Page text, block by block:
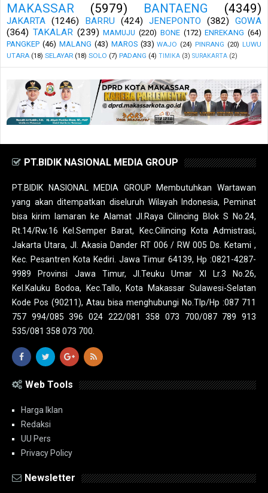
MAKASSAR (5979) BANTAENG (4349)
JAKARTA (1246) BARRU (424) JENEPONTO (382)
GOWA
(364) TAKALAR (239) MAMUJU (220) BONE (172) ENREKANG (64)
PANGKEP (46) MALANG (43) MAROS (33) WAJO (24) PINRANG (20) LUWU
UTARA (18) SELAYAR (18) SOLO (7) PADANG (4) TIMIKA (3) SURAKARTA (2)
PT.BIDIK NASIONAL MEDIA GROUP
PT.BIDIK NASIONAL MEDIA GROUP Membutuhkan Wartawan
yang akan ditempatkan diseluruh Wilayah Indonesia, Peminat
bisa kirim lamaran ke Alamat Jl.Raya Cilincing Blok S No.24,
Rt.14/Rw.16 Kel.Semper Barat, Kec.Cilincing Kota Admistrasi,
Jakarta Utara, Jl. Akasia Dander RT 006 / RW 005 Ds. Ketami ,
Kec. Pesantren Kota Kediri. Jawa Timur 64139, Hp :0821-4287-
9989 Provinsi Jawa Timur, Jl.Teuku Umar XI Lr.3 No.26,
Kel.Kaluku Bodoa, Kec.Tallo, Kota Makassar Sulawesi-Selatan
Kode Pos (90211), Atau bisa menghubungi No.Tlp/Hp :087 711
757 994/085 396 024 222/081 358 073 700/087 789 913
535/081 358 073 700.
Web Tools
Harga Iklan
Redaksi
UU Pers
Privacy Policy
Newsletter